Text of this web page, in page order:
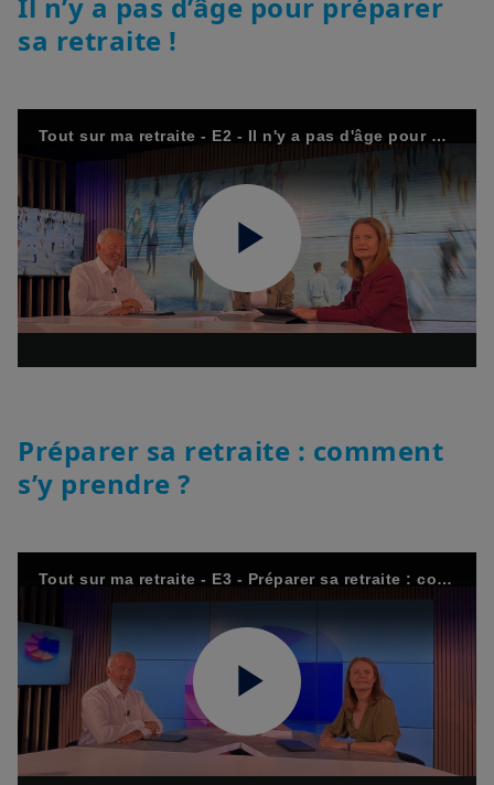
Amundi Asset Management vous informe que les informations
sur les produits figurant sur ce site ne sont données qu’à titre
peuvent évoluer dans le temps et être mises à jour par Amundi
Asset Management, sans préavis et à tout moment.
Votre accès à ce site est soumis au respect de la
réglementation française en vigueur et aux «Mentions légales /
Conditions générales d’accès au site».
En choisissant d’accéder à notre site, vous reconnaissez avoir
pris connaissance de ces Conditions et les avoir acceptées.
Nous vous conseillons, dans votre intérêt, de les lire
attentivement.
Il n’y a pas d’âge pour préparer
sa retraite !
Tout sur ma retraite - E2 - Il n'y a pas d'âge pour préparer sa retraite !
Play
Préparer sa retraite : comment
s’y prendre ?
Tout sur ma retraite - E3 - Préparer sa retraite : comment s’y prendre ?
Play